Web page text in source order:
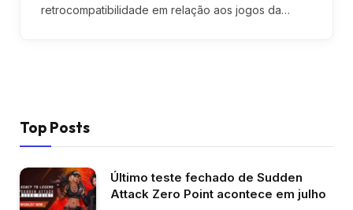
retrocompatibilidade em relação aos jogos da…
Top Posts
Último teste fechado de Sudden
Attack Zero Point acontece em julho